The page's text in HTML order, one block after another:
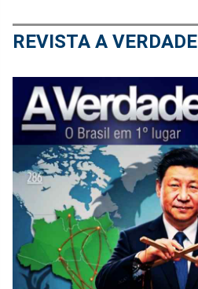
REVISTA A VERDADE